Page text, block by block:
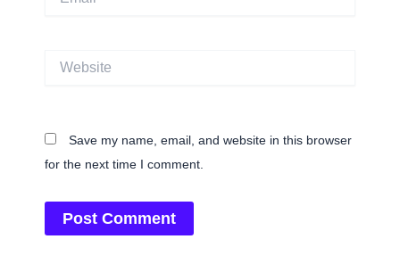
Website
Save my name, email, and website in this browser
for the next time I comment.